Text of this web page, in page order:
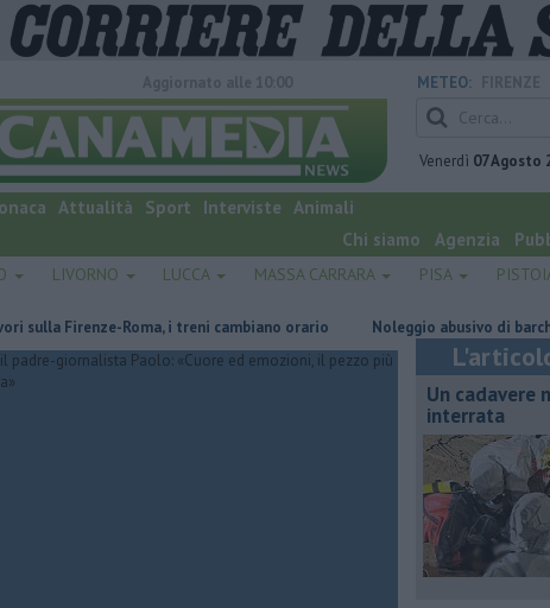
METEO:
Venerdì 07 Agosto
Attualità Sport Interviste Animali
Chi siamo
Agenzia
LIVORNO LUCCA MASSA CARRARA PISA
Firenze-Roma, i treni cambiano orario Noleggio abusivo di barche,
Un cadavere
interrata